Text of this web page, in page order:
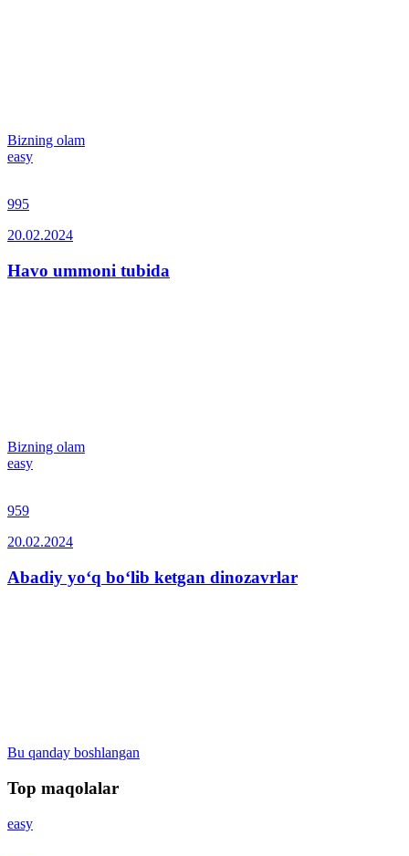
Bizning olam
easy
995
20.02.2024
Havo ummoni tubida
Bizning olam
easy
959
20.02.2024
Abadiy yo‘q bo‘lib ketgan dinozavrlar
Bu qanday boshlangan
Top maqolalar
easy